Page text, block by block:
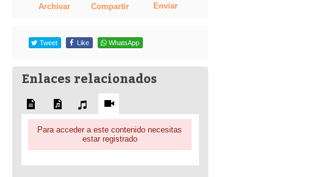
Archivar Compartir Enviar
Tweet Like WhatsApp
Enlaces relacionados
Para acceder a este contenido necesitas
estar registrado